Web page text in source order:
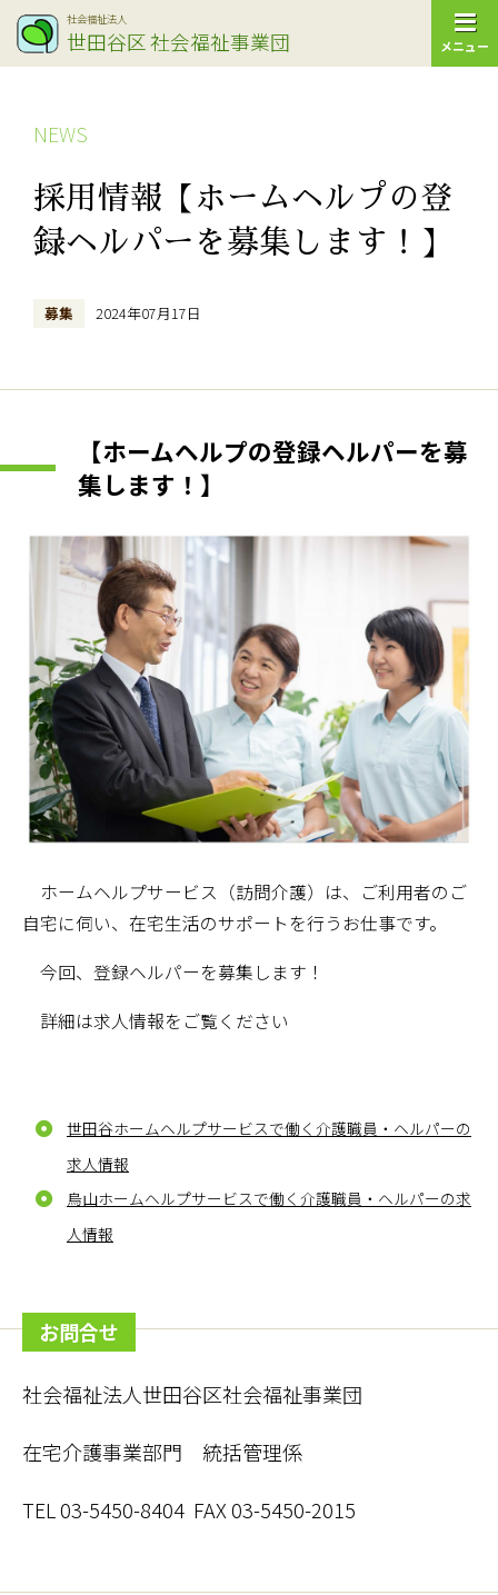
社会福祉法人
世田谷区社会福祉事業団
NEWS
採用情報【ホームヘルプの登
録ヘルパーを募集します！】
募集 2024年07月17日
【ホームヘルプの登録ヘルパーを募
集します！】
ホームヘルプサービス（訪問介護）は、ご利用者のご
自宅に伺い、在宅生活のサポートを行うお仕事です。
今回、登録ヘルパーを募集します！
詳細は求人情報をご覧ください
世田谷ホームヘルプサービスで働く介護職員・ヘルパーの
求人情報
烏山ホームヘルプサービスで働く介護職員・ヘルパーの求
人情報
お問合せ
社会福祉法人世田谷区社会福祉事業団
在宅介護事業部門 統括管理係
TEL 03-5450-8404 FAX 03-5450-2015
メニュー